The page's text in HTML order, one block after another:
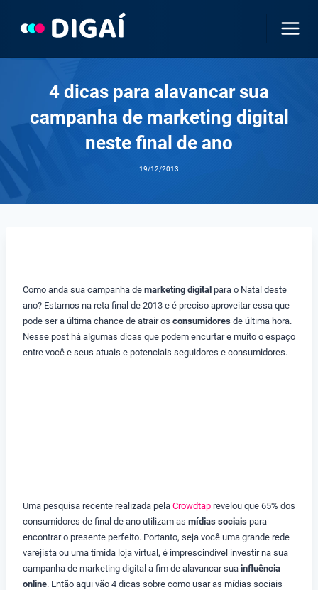
4 dicas para alavancar sua
campanha de marketing digital
neste final de ano
19/12/2013
Como anda sua campanha de marketing digital para o Natal deste
ano? Estamos na reta final de 2013 e é preciso aproveitar essa que
pode ser a última chance de atrair os consumidores de última hora.
Nesse post há algumas dicas que podem encurtar e muito o espaço
entre você e seus atuais e potenciais seguidores e consumidores.
Uma pesquisa recente realizada pela Crowdtap revelou que 65% dos
consumidores de final de ano utilizam as mídias sociais para
encontrar o presente perfeito. Portanto, seja você uma grande rede
varejista ou uma tímida loja virtual, é imprescindível investir na sua
campanha de marketing digital a fim de alavancar sua influência
online. Então aqui vão 4 dicas sobre como usar as mídias sociais